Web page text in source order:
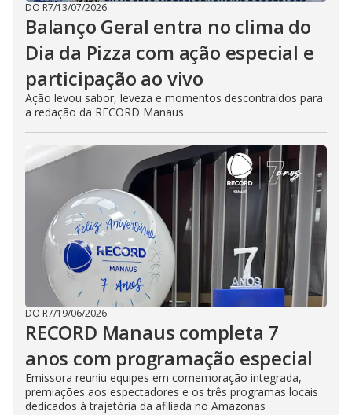
DO R7/13/07/2026
Balanço Geral entra no clima do
Dia da Pizza com ação especial e
participação ao vivo
Ação levou sabor, leveza e momentos descontraídos para
a redação da RECORD Manaus
DO R7/19/06/2026
RECORD Manaus completa 7
anos com programação especial
Emissora reuniu equipes em comemoração integrada,
premiações aos espectadores e os três programas locais
dedicados à trajetória da afiliada no Amazonas